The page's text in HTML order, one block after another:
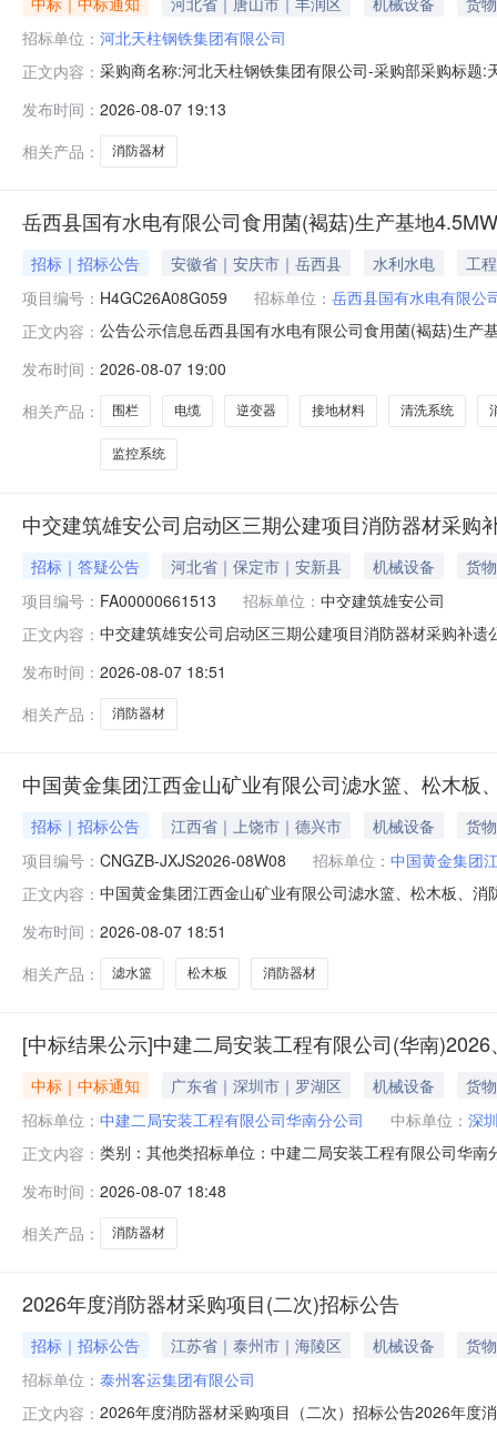
招标单位： 河北天柱钢铁集团有限公司
正文内容： 采购商名称:河北天柱钢铁集团有限公司-采购部采购标题
发布时间： 2026-08-07 19:13
相关产品：
消防器材
岳西县国有水电有限公司食用菌(褐菇)生产基地
招标｜招标公告 安徽省｜安庆市｜岳西县 水利水电
工程
项目编号： H4GC26A08G059 招标单位： 岳西县国有水电有限公
正文内容： 公告公示信息岳西县国有水电有限公司食用菌(褐菇)生产
（项目代码：2512-340800-04-01-147928）；1.4招标
发布时间： 2026-08-07 19:00
相关产品：
围栏 电缆 逆变器 接地材料 清洗系统
监控系统
中交建筑雄安公司启动区三期公建项目消防器材采购
招标｜答疑公告 河北省｜保定市｜安新县 机械设备
货物
项目编号： FA00000661513 招标单位： 中交建筑雄安公司
正文内容： 中交建筑雄安公司启动区三期公建项目消防器材采购补
材采购补遗公告各投标人：中交建筑集团有限公司中交
202
发布时间： 2026-08-07 18:51
相关产品：
消防器材
中国黄金集团江西金山矿业有限公司滤水篮、松木板
招标｜招标公告 江西省｜上饶市｜德兴市 机械设备
货物
项目编号： CNGZB-JXJS2026-08W08 招标单位： 中国黄金集团
正文内容： 中国黄金集团江西金山矿业有限公司滤水篮、松木板、
天内到货6、采购范围：7、最高响应报价为：标包一滤
条件：8.
发布时间： 2026-08-07 18:51
相关产品：
滤水篮 松木板 消防器材
[中标结果公示]中建二局安装工程有限公司(华南
中标｜中标通知 广东省｜深圳市｜罗湖区 机械设备
货物
招标单位： 中建二局安装工程有限公司华南分公司 中标单位： 深
正文内容： 类别：其他类招标单位：中建二局安装工程有限公司华
发布时间： 2026-08-07 18:48
相关产品：
消防器材
2026年度消防器材采购项目(二次)招标公告
招标｜招标公告 江苏省｜泰州市｜海陵区 机械设备
货物
招标单位： 泰州客运集团有限公司
正文内容： 2026年度消防器材采购项目（二次）招标公告2026年度